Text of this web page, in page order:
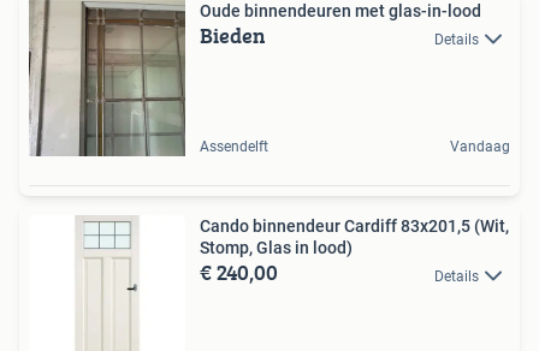
Oude binnendeuren met glas-in-lood
Bieden Details
Assendelft Vandaag
Cando binnendeur Cardiff 83x201,5 (Wit,
Stomp, Glas in lood)
€ 240,00 Details